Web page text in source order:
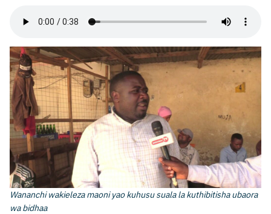
Wananchi wakieleza maoni yao kuhusu suala la kuthibitisha ubaora
wa bidhaa